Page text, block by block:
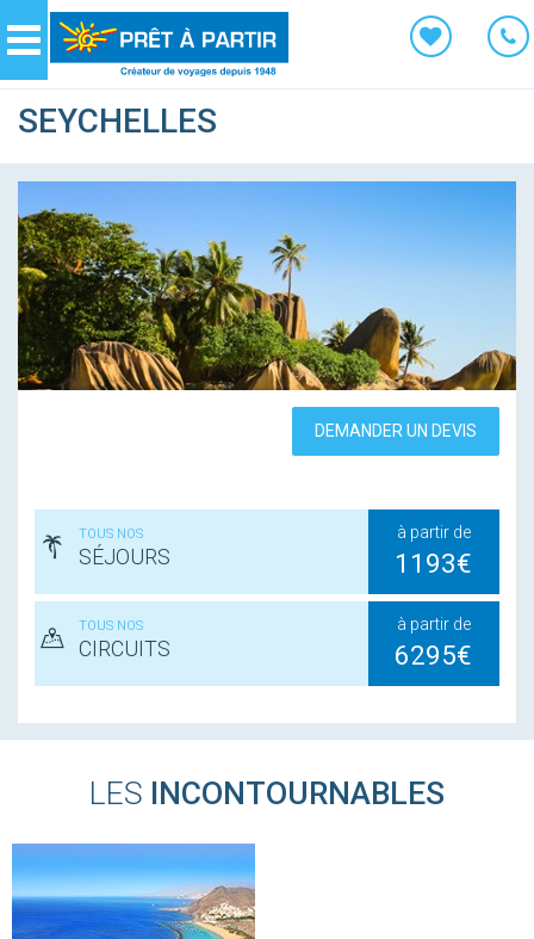
Navigation
SEYCHELLES
DEMANDER UN DEVIS
TOUS NOS
SÉJOURS
à partir de
1193€
TOUS NOS
CIRCUITS
à partir de
6295€
LES INCONTOURNABLES
Panneau de gestion des cookies